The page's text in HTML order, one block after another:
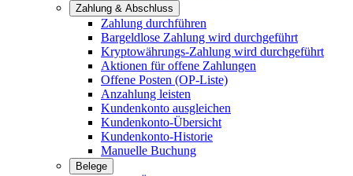
Zahlung & Abschluss
Zahlung durchführen
Bargeldlose Zahlung wird durchgeführt
Kryptowährungs-Zahlung wird durchgeführt
Aktionen für offene Zahlungen
Offene Posten (OP-Liste)
Anzahlung leisten
Kundenkonto ausgleichen
Kundenkonto-Übersicht
Kundenkonto-Historie
Manuelle Buchung
Belege